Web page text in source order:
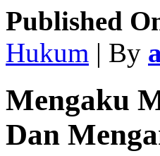
Published
Hukum | By
Mengaku
Dan